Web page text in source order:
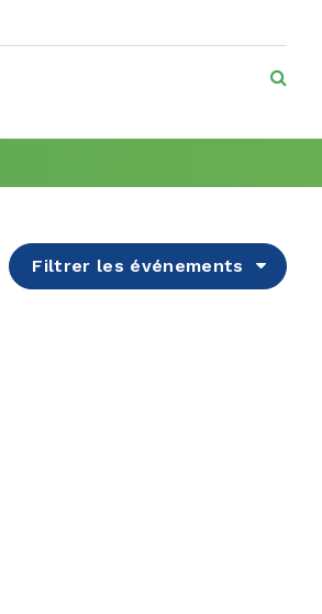
Filtrer les événements